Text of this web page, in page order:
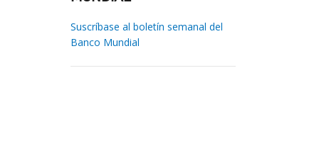
Suscríbase al boletín semanal del
Banco Mundial